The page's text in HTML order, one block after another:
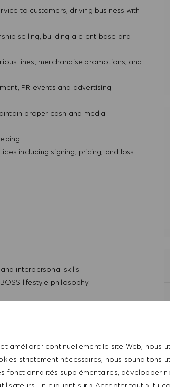
améliorer continuellement le site Web, nous
strictement nécessaires, nous souhaitons
fonctionnalités supplémentaires, développer
En cliquant sur « Accepter tout », tu
to customers, driving business with
selling, building a client base and
lines, merchandise promotions, and
PR events and advertising
proper cash and media
including signing, pricing, and loss
interpersonal skills
lifestyle philosophy